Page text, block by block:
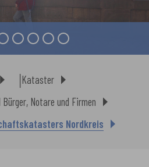
Kataster
Notare und Firmen
Nordkreis